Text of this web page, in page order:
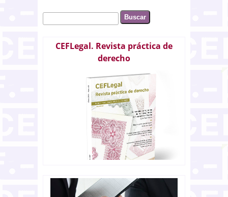
Formulario de búsqueda
Buscar
CEFLegal. Revista práctica de
derecho